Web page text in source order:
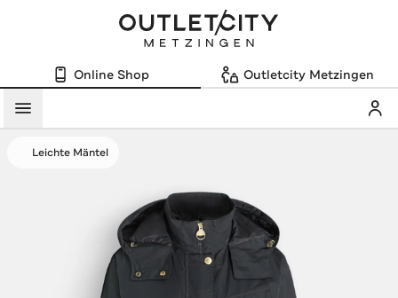
Online Shop Outletcity Metzingen
Menü
Leichte Mäntel